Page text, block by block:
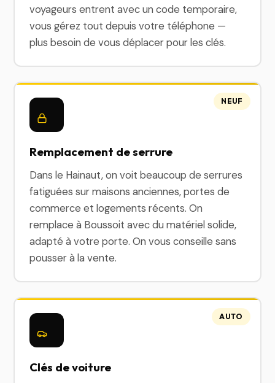
voyageurs entrent avec un code temporaire,
vous gérez tout depuis votre téléphone —
plus besoin de vous déplacer pour les clés.
Remplacement de serrure
Dans le Hainaut, on voit beaucoup de serrures
fatiguées sur maisons anciennes, portes de
commerce et logements récents. On
remplace à Boussoit avec du matériel solide,
adapté à votre porte. On vous conseille sans
pousser à la vente.
NEUF
Clés de voiture
AUTO